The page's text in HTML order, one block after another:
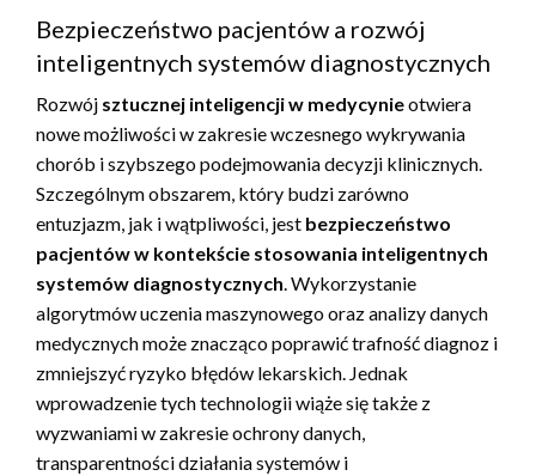
Bezpieczeństwo pacjentów a rozwój
inteligentnych systemów diagnostycznych
Rozwój sztucznej inteligencji w medycynieotwiera
nowe możliwości w zakresie wczesnego wykrywania
chorób i szybszego podejmowania decyzji klinicznych.
Szczególnym obszarem, który budzi zarówno
entuzjazm, jak i wątpliwości, jest bezpieczeństwo
pacjentów w kontekście stosowania inteligentnych
systemów diagnostycznych. Wykorzystanie
algorytmów uczenia maszynowego oraz analizy danych
medycznych może znacząco poprawić trafność diagnoz i
zmniejszyć ryzyko błędów lekarskich. Jednak
wprowadzenie tych technologii wiąże się także z
wyzwaniami w zakresie ochrony danych,
transparentności działania systemów i